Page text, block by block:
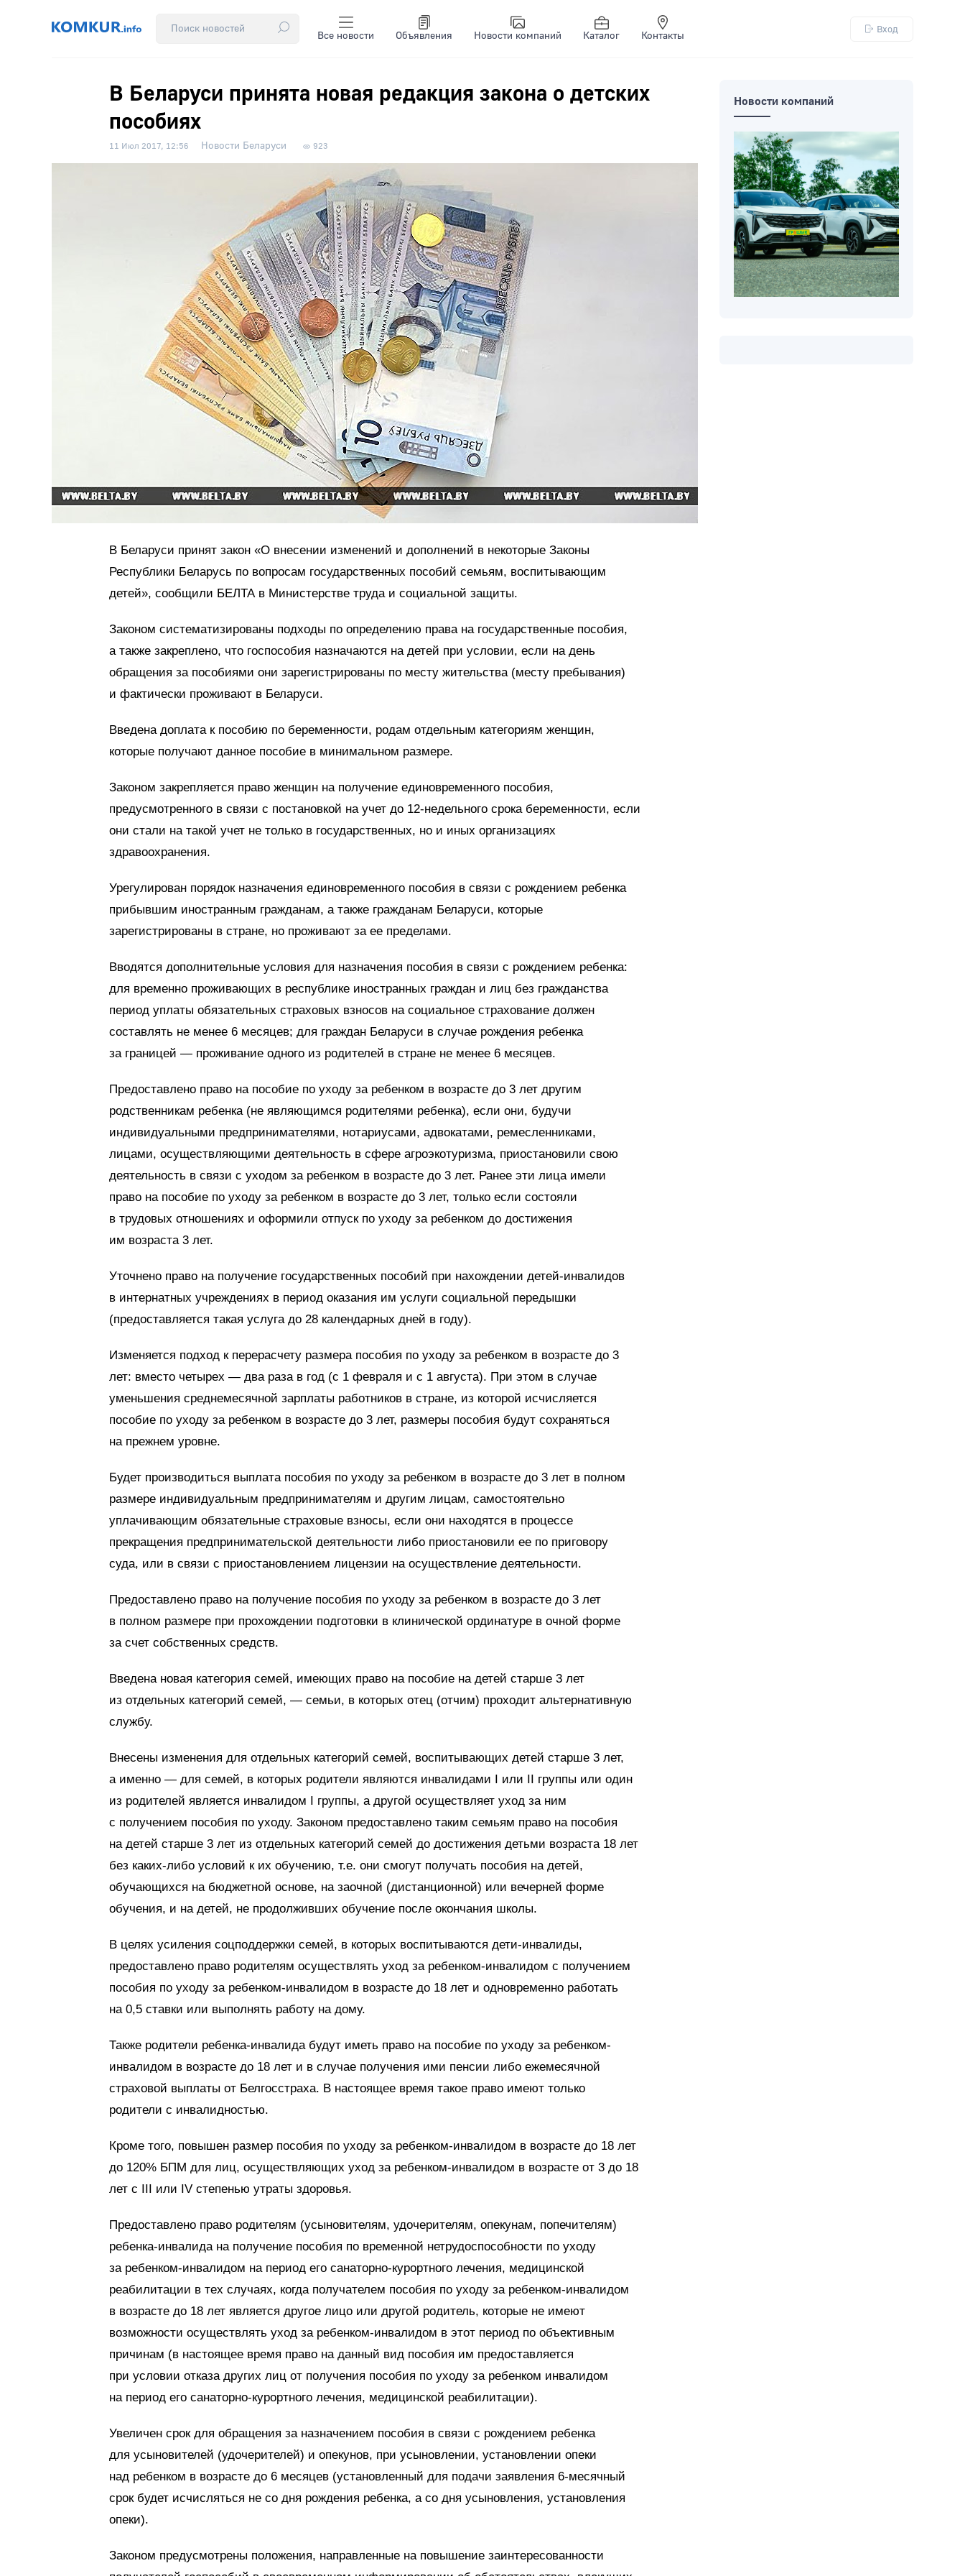
Все новости Объявления Новости компаний Каталог Контакты
Вход
В Беларуси принята новая редакция закона о детских
пособиях
11 Июл 2017, 12:56 Новости Беларуси 923
В Беларуси принят закон «О внесении изменений и дополнений в некоторые Законы
Республики Беларусь по вопросам государственных пособий семьям, воспитывающим
детей», сообщили БЕЛТА в Министерстве труда и социальной защиты.
Законом систематизированы подходы по определению права на государственные пособия,
а также закреплено, что госпособия назначаются на детей при условии, если на день
обращения за пособиями они зарегистрированы по месту жительства (месту пребывания)
и фактически проживают в Беларуси.
Введена доплата к пособию по беременности, родам отдельным категориям женщин,
которые получают данное пособие в минимальном размере.
Законом закрепляется право женщин на получение единовременного пособия,
предусмотренного в связи с постановкой на учет до 12-недельного срока беременности, если
они стали на такой учет не только в государственных, но и иных организациях
здравоохранения.
Урегулирован порядок назначения единовременного пособия в связи с рождением ребенка
прибывшим иностранным гражданам, а также гражданам Беларуси, которые
зарегистрированы в стране, но проживают за ее пределами.
Вводятся дополнительные условия для назначения пособия в связи с рождением ребенка:
для временно проживающих в республике иностранных граждан и лиц без гражданства
период уплаты обязательных страховых взносов на социальное страхование должен
составлять не менее 6 месяцев; для граждан Беларуси в случае рождения ребенка
за границей — проживание одного из родителей в стране не менее 6 месяцев.
Предоставлено право на пособие по уходу за ребенком в возрасте до 3 лет другим
родственникам ребенка (не являющимся родителями ребенка), если они, будучи
индивидуальными предпринимателями, нотариусами, адвокатами, ремесленниками,
лицами, осуществляющими деятельность в сфере агроэкотуризма, приостановили свою
деятельность в связи с уходом за ребенком в возрасте до 3 лет. Ранее эти лица имели
право на пособие по уходу за ребенком в возрасте до 3 лет, только если состояли
в трудовых отношениях и оформили отпуск по уходу за ребенком до достижения
им возраста 3 лет.
Уточнено право на получение государственных пособий при нахождении детей-инвалидов
в интернатных учреждениях в период оказания им услуги социальной передышки
(предоставляется такая услуга до 28 календарных дней в году).
Изменяется подход к перерасчету размера пособия по уходу за ребенком в возрасте до 3
лет: вместо четырех — два раза в год (с 1 февраля и с 1 августа). При этом в случае
уменьшения среднемесячной зарплаты работников в стране, из которой исчисляется
пособие по уходу за ребенком в возрасте до 3 лет, размеры пособия будут сохраняться
на прежнем уровне.
Будет производиться выплата пособия по уходу за ребенком в возрасте до 3 лет в полном
размере индивидуальным предпринимателям и другим лицам, самостоятельно
уплачивающим обязательные страховые взносы, если они находятся в процессе
прекращения предпринимательской деятельности либо приостановили ее по приговору
суда, или в связи с приостановлением лицензии на осуществление деятельности.
Предоставлено право на получение пособия по уходу за ребенком в возрасте до 3 лет
в полном размере при прохождении подготовки в клинической ординатуре в очной форме
за счет собственных средств.
Введена новая категория семей, имеющих право на пособие на детей старше 3 лет
из отдельных категорий семей, — семьи, в которых отец (отчим) проходит альтернативную
службу.
Внесены изменения для отдельных категорий семей, воспитывающих детей старше 3 лет,
а именно — для семей, в которых родители являются инвалидами I или II группы или один
из родителей является инвалидом I группы, а другой осуществляет уход за ним
с получением пособия по уходу. Законом предоставлено таким семьям право на пособия
на детей старше 3 лет из отдельных категорий семей до достижения детьми возраста 18 лет
без каких-либо условий к их обучению, т.е. они смогут получать пособия на детей,
обучающихся на бюджетной основе, на заочной (дистанционной) или вечерней форме
обучения, и на детей, не продолживших обучение после окончания школы.
В целях усиления соцподдержки семей, в которых воспитываются дети-инвалиды,
предоставлено право родителям осуществлять уход за ребенком-инвалидом с получением
пособия по уходу за ребенком-инвалидом в возрасте до 18 лет и одновременно работать
на 0,5 ставки или выполнять работу на дому.
Также родители ребенка-инвалида будут иметь право на пособие по уходу за ребенком-
инвалидом в возрасте до 18 лет и в случае получения ими пенсии либо ежемесячной
страховой выплаты от Белгосстраха. В настоящее время такое право имеют только
родители с инвалидностью.
Кроме того, повышен размер пособия по уходу за ребенком-инвалидом в возрасте до 18 лет
до 120% БПМ для лиц, осуществляющих уход за ребенком-инвалидом в возрасте от 3 до 18
лет с III или IV степенью утраты здоровья.
Предоставлено право родителям (усыновителям, удочерителям, опекунам, попечителям)
ребенка-инвалида на получение пособия по временной нетрудоспособности по уходу
за ребенком-инвалидом на период его санаторно-курортного лечения, медицинской
реабилитации в тех случаях, когда получателем пособия по уходу за ребенком-инвалидом
в возрасте до 18 лет является другое лицо или другой родитель, которые не имеют
возможности осуществлять уход за ребенком-инвалидом в этот период по объективным
причинам (в настоящее время право на данный вид пособия им предоставляется
при условии отказа других лиц от получения пособия по уходу за ребенком инвалидом
на период его санаторно-курортного лечения, медицинской реабилитации).
Увеличен срок для обращения за назначением пособия в связи с рождением ребенка
для усыновителей (удочерителей) и опекунов, при усыновлении, установлении опеки
над ребенком в возрасте до 6 месяцев (установленный для подачи заявления 6-месячный
срок будет исчисляться не со дня рождения ребенка, а со дня усыновления, установления
опеки).
Законом предусмотрены положения, направленные на повышение заинтересованности
Новости компаний